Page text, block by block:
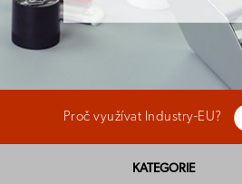
Proč využívat Industry-EU?
KATEGORIE